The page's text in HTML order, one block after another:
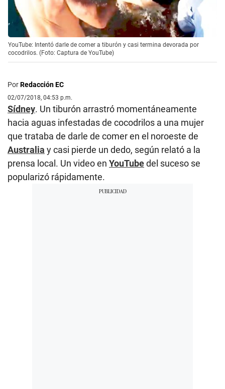
YouTube: Intentó darle de comer a tiburón y casi termina devorada por
cocodrilos. (Foto: Captura de YouTube)
PorRedacción EC
02/07/2018, 04:53 p.m.
Sídney. Un tiburón arrastró momentáneamente
hacia aguas infestadas de cocodrilos a una mujer
que trataba de darle de comer en el noroeste de
Australia y casi pierde un dedo, según relató a la
prensa local. Un video en YouTubedel suceso se
popularizó rápidamente.